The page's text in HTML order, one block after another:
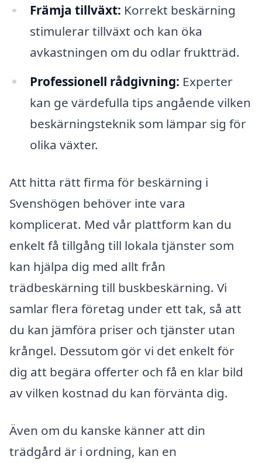
Främja tillväxt: Korrekt beskärning
stimulerar tillväxt och kan öka
avkastningen om du odlar fruktträd.
Professionell rådgivning: Experter
kan ge värdefulla tips angående vilken
beskärningsteknik som lämpar sig för
olika växter.
Att hitta rätt firma för beskärning i
Svenshögen behöver inte vara
komplicerat. Med vår plattform kan du
enkelt få tillgång till lokala tjänster som
kan hjälpa dig med allt från
trädbeskärning till buskbeskärning. Vi
samlar flera företag under ett tak, så att
du kan jämföra priser och tjänster utan
krångel. Dessutom gör vi det enkelt för
dig att begära offerter och få en klar bild
av vilken kostnad du kan förvänta dig.
Även om du kanske känner att din
trädgård är i ordning, kan en